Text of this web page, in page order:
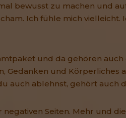
bewusst zu machen und
Ich fühle mich
und da gehören auch
Gedanken und Körperliches
auch ablehnst, gehört auch
negativen Seiten. Mehr und